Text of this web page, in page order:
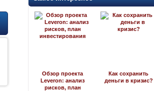
Обзор проекта
Leveron: анализ
рисков, план
Как сохранить
деньги в кризис?